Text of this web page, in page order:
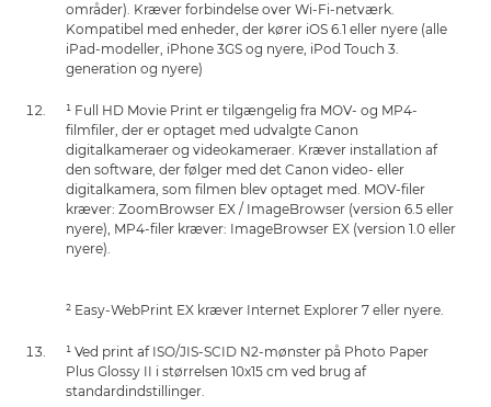
områder). Kræver forbindelse over Wi-Fi-netværk.
Kompatibel med enheder, der kører iOS 6.1 eller nyere (alle
iPad-modeller, iPhone 3GS og nyere, iPod Touch 3.
generation og nyere)
¹ Full HD Movie Print er tilgængelig fra MOV- og MP4-
filmfiler, der er optaget med udvalgte Canon
digitalkameraer og videokameraer. Kræver installation af
den software, der følger med det Canon video- eller
digitalkamera, som filmen blev optaget med. MOV-filer
kræver: ZoomBrowser EX / ImageBrowser (version 6.5 eller
nyere), MP4-filer kræver: ImageBrowser EX (version 1.0 eller
nyere).
² Easy-WebPrint EX kræver Internet Explorer 7 eller nyere.
¹ Ved print af ISO/JIS-SCID N2-mønster på Photo Paper
Plus Glossy II i størrelsen 10x15 cm ved brug af
standardindstillinger.